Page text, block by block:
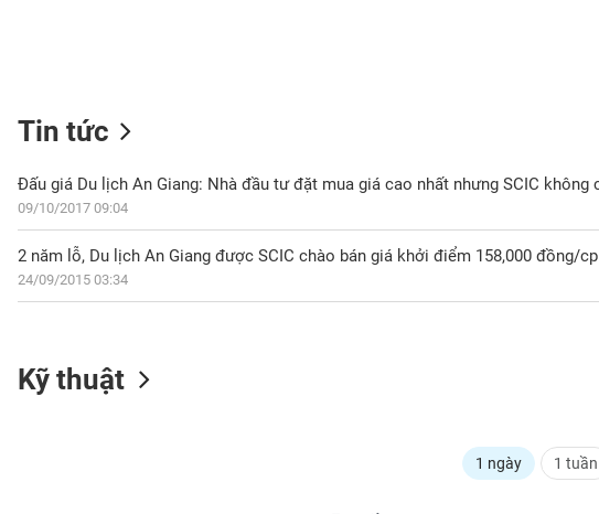
Tin tức
09/10/2017 09:04
2 năm lỗ, Du lịch An Giang được SCIC chào bán giá khởi điểm 158,000 đồng/cp
24/09/2015 03:34
Kỹ thuật
1 ngày 1 tuần
DOANH
NGHIỆP
PHIẾU